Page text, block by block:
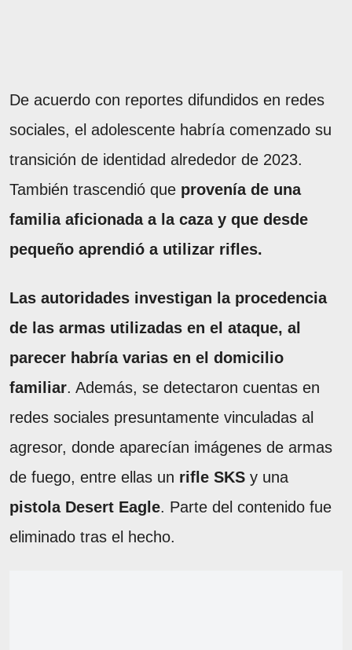
De acuerdo con reportes difundidos en redes
sociales, el adolescente habría comenzado su
transición de identidad alrededor de 2023.
También trascendió que provenía de una
familia aficionada a la caza y que desde
pequeño aprendió a utilizar rifles.
Las autoridades investigan la procedencia
de las armas utilizadas en el ataque, al
parecer habría varias en el domicilio
familiar. Además, se detectaron cuentas en
redes sociales presuntamente vinculadas al
agresor, donde aparecían imágenes de armas
de fuego, entre ellas un rifle SKS y una
pistola Desert Eagle. Parte del contenido fue
eliminado tras el hecho.